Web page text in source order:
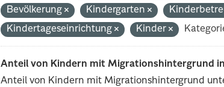
Bevölkerung
Kindergarten
Kindertageseinrichtung
Kinder
Anteil von Kindern mit Migrationshintergrund
Anteil von Kindern mit Migrationshintergrund